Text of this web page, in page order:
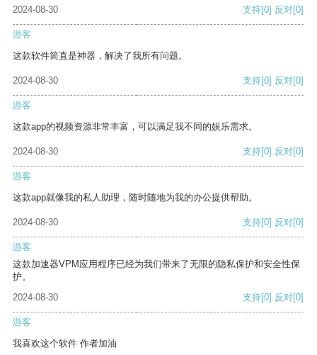
2024-08-30 支持[0] 反对[0]
游客
这款软件简直是神器，解决了我所有问题。
2024-08-30 支持[0] 反对[0]
游客
这款app的视频资源非常丰富，可以满足我不同的娱乐需求。
2024-08-30 支持[0] 反对[0]
游客
这款app就像我的私人助理，随时随地为我的办公提供帮助。
2024-08-30 支持[0] 反对[0]
游客
这款加速器VPM应用程序已经为我们带来了无限的隐私保护和安全性保
护。
2024-08-30
支持[0] 反对[0]
游客
我喜欢这个软件 作者加油